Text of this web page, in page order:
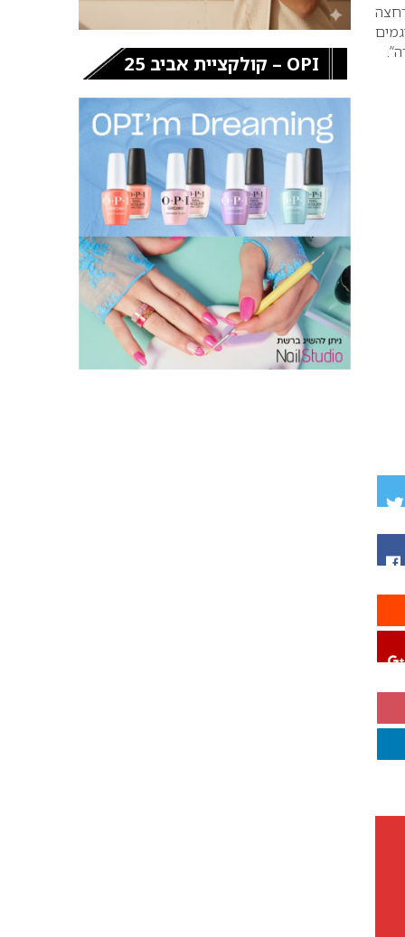
OPI – קולקציית אביב 25